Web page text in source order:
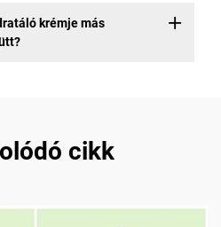
krémje más
cikk